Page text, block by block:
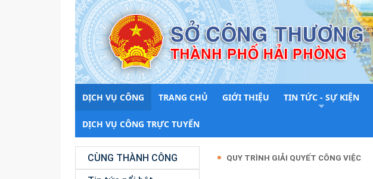
DỊCH VỤ CÔNG TRANG CHỦ GIỚI THIỆU TIN TỨC - SỰ KIỆN
DỊCH VỤ CÔNG TRỰC TUYẾN
CÙNG THÀNH CÔNG
QUY TRÌNH GIẢI QUYẾT CÔNG VIỆC